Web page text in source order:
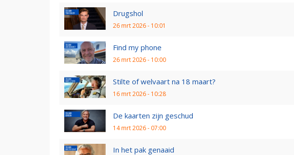
Drugshol
26 mrt 2026 - 10:01
Find my phone
26 mrt 2026 - 10:00
Stilte of welvaart na 18 maart?
16 mrt 2026 - 10:28
De kaarten zijn geschud
14 mrt 2026 - 07:00
In het pak genaaid